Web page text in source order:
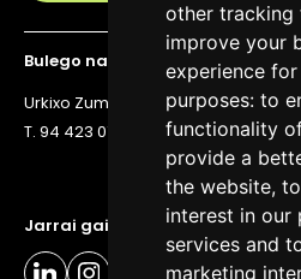
other tracking
improve your
experience
purposes: to
functionality
provide a
the website,
interest in our
services and
marketing
Jarrai gaitzazu eguneratuta
Bulego nagusia
Urkixo Zumarkalea 36, 6. solairua,
T. 94 423 07 43